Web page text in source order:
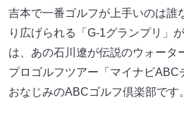
吉本で一番ゴルフが上手いのは誰
り広げられる「G-1グランプリ」
は、あの石川遼が伝説のウォータ
プロゴルフツアー「マイナビABC
おなじみのABCゴルフ倶楽部です。